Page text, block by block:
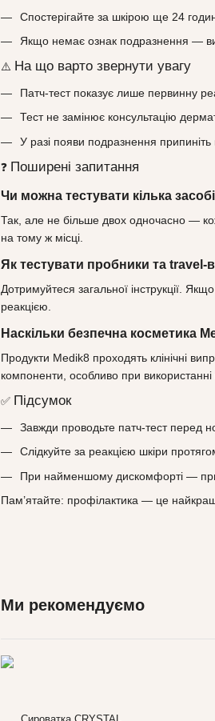
Спостерігайте за шкірою ще 24
Якщо немає ознак подразнення —
⚠️ На що варто звернути увагу
Патч‑тест показує лише первинну
Тест не замінює консультацію
У разі появи подразнення припиніть
❓ Поширені запитання
Чи можна тестувати кілька
Так, але не більше двох одночасно —
на тому ж місці.
Як тестувати пробники та travel-
Дотримуйтеся загальної інструкції.
реакцією.
Наскільки безпечна косметика
Продукти Medik8 проходять клінічні
компоненти, особливо при використанні
✅ Підсумок
Завжди проводьте патч‑тест перед
Слідкуйте за реакцією шкіри
При найменшому дискомфорті —
Пам’ятайте: профілактика — це
Ми рекомендуємо